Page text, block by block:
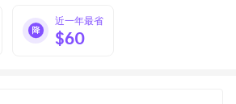
近一年最省
$60